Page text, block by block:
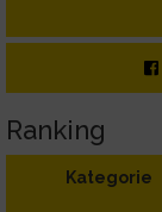
Ranking
Kategorie